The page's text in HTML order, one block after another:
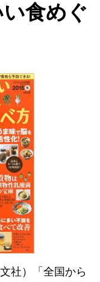
い食めぐ
社）「全国から